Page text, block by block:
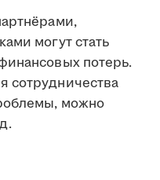
могут стать
потерь.
сотрудничества
можно